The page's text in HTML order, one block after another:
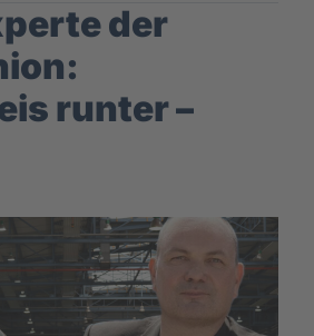
der
runter –